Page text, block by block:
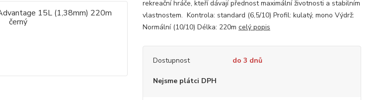
rekreační hráče, kteří dávají přednost maximální životnosti a stabilním
vlastnostem. Kontrola: standard (6,5/10) Profil: kulatý, mono Výdrž:
Normální (10/10) Délka: 220m celý popis
Dostupnost do 3 dnů
Nejsme plátci DPH